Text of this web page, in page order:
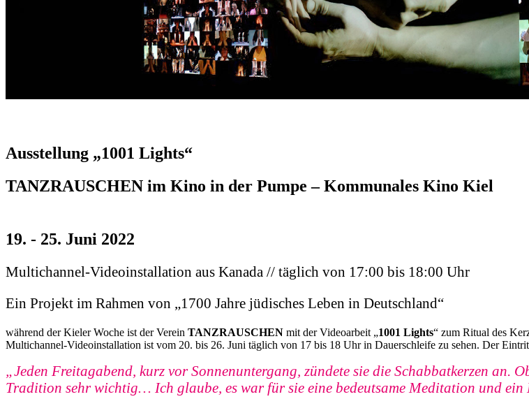
Ausstellung „1001 Lights“
TANZRAUSCHEN im Kino in der Pumpe – Kommunales Kino Kiel
19. - 25. Juni 2022
Multichannel-Videoinstallation aus Kanada // täglich von 17:00 bis 18:00 Uhr
Ein Projekt im Rahmen von „1700 Jahre jüdisches Leben in Deutschland“
während der Kieler Woche ist der Verein TANZRAUSCHEN mit der Videoarbeit „1001 Lights“ zum Ritual des
Multichannel-Videoinstallation ist vom 20. bis 26. Juni täglich von 17 bis 18 Uhr in Dauerschleife zu sehen. Der
„Jeden Freitagabend, kurz vor Sonnenuntergang, zündete sie die Schabbatkerzen an.
Tradition sehr wichtig… Ich glaube, es war für sie eine bedeutsame Meditation und ein